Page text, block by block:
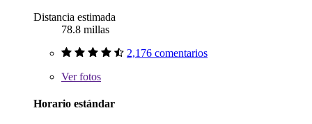
Distancia estimada
78.8 millas
2,176 comentarios
Verfotos
Horario estándar